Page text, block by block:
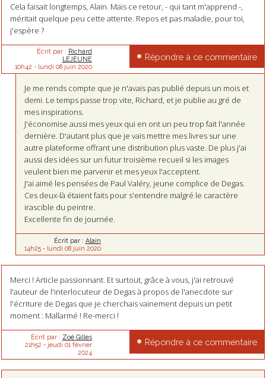
Cela faisait longtemps, Alain. Mais ce retour, - qui tant m'apprend -,
méritait quelque peu cette attente. Repos et pas maladie, pour toi,
j'espère ?
Écrit par : Richard
LEJEUNE
10h42 - lundi 08 juin 2020
Répondre à ce commentaire
Je me rends compte que je n'avais pas publié depuis un mois et
demi. Le temps passe trop vite, Richard, et je publie au gré de
mes inspirations.
J'économise aussi mes yeux qui en ont un peu trop fait l'année
dernière. D'autant plus que je vais mettre mes livres sur une
autre plateforme offrant une distribution plus vaste. De plus j'ai
aussi des idées sur un futur troisième recueil si les images
veulent bien me parvenir et mes yeux l'acceptent.
J'ai aimé les pensées de Paul Valéry, jeune complice de Degas.
Ces deux-là étaient faits pour s'entendre malgré le caractère
irascible du peintre.
Excellente fin de journée.
Écrit par : Alain
14h25- lundi 08 juin 2020
Merci ! Article passionnant. Et surtout, grâce à vous, j'ai retrouvé
l'auteur de l'interlocuteur de Degas à propos de l'anecdote sur
l'écriture de Degas que je cherchais vainement depuis un petit
moment : Mallarmé ! Re-merci !
Écrit par : Zoé Gilles
21h52 - jeudi 01 février
2024
Répondre à ce commentaire